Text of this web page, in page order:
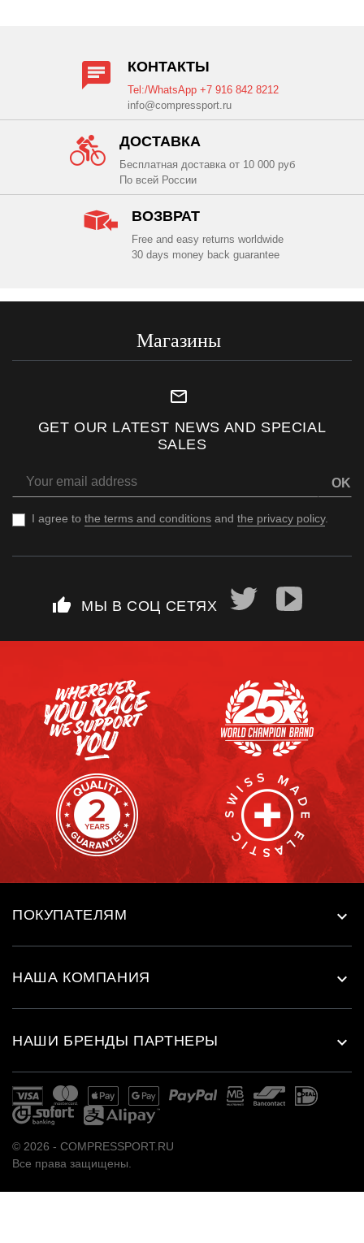
КОНТАКТЫ
Tel:/WhatsApp +7 916 842 8212
info@compressport.ru
ДОСТАВКА
Бесплатная доставка от 10 000 руб
По всей России
ВОЗВРАТ
Free and easy returns worldwide
30 days money back guarantee
Магазины
mail_outline
GET OUR LATEST NEWS AND SPECIAL
SALES
OK
I agree to the terms and conditions and the privacy policy.
thumb_up МЫ В СОЦ СЕТЯХ
ПОКУПАТЕЛЯМ 
НАША КОМПАНИЯ 
НАШИ БРЕНДЫ ПАРТНЕРЫ 
© 2026 - COMPRESSPORT.RU
Все права защищены.